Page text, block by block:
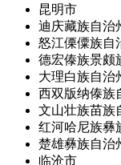
昆明市
迪庆藏族自治
怒江傈僳族自
德宏傣族景颇
大理白族自治
西双版纳傣族
文山壮族苗族
红河哈尼族彝
楚雄彝族自治
临沧市